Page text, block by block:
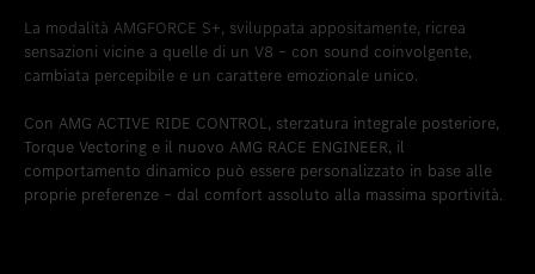
La modalità AMGFORCE S+, sviluppata appositamente, ricrea
sensazioni vicine a quelle di un V8 – con sound coinvolgente,
cambiata percepibile e un carattere emozionale unico.
Con AMG ACTIVE RIDE CONTROL, sterzatura integrale posteriore,
Torque Vectoring e il nuovo AMG RACE ENGINEER, il
comportamento dinamico può essere personalizzato in base alle
proprie preferenze – dal comfort assoluto alla massima sportività.